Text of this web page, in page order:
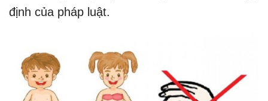
định của pháp luật.